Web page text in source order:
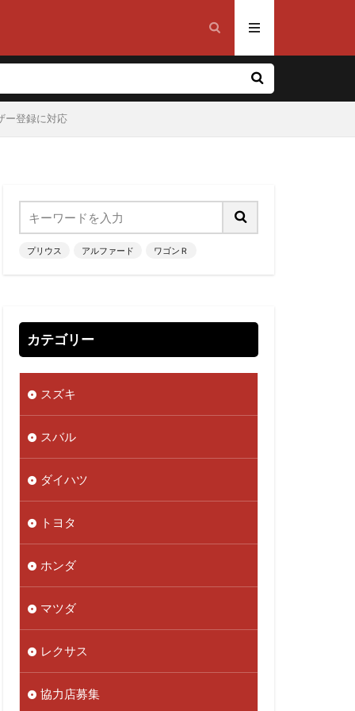
ー登録に対応
プリウス アルファード ワゴンＲ
カテゴリー
スズキ
スバル
ダイハツ
トヨタ
ホンダ
マツダ
レクサス
協力店募集